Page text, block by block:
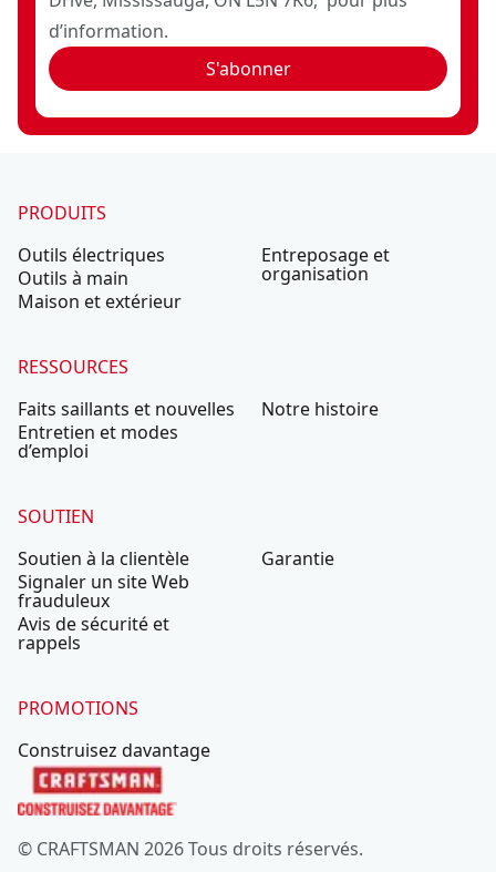
d’information.
S'abonner
PRODUITS
Outils électriques
Outils à main
Maison et extérieur
Entreposage et
organisation
RESSOURCES
Faits saillants et nouvelles
Entretien et modes
d’emploi
Notre histoire
SOUTIEN
Soutien à la clientèle
Signaler un site Web
frauduleux
Avis de sécurité et
rappels
Garantie
PROMOTIONS
Construisez davantage
© CRAFTSMAN 2026 Tous droits réservés.